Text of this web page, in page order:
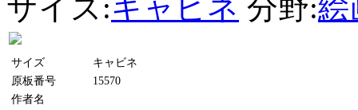
サイズ:キャビネ 分野:絵
サイズ
キャビネ
原板番号
15570
作者名